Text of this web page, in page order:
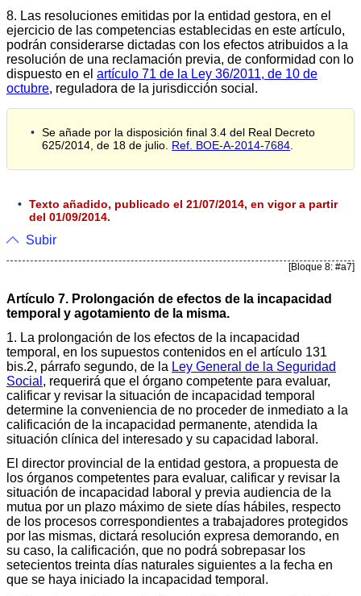
8. Las resoluciones emitidas por la entidad gestora, en el
ejercicio de las competencias establecidas en este artículo,
podrán considerarse dictadas con los efectos atribuidos a la
resolución de una reclamación previa, de conformidad con lo
dispuesto en el artículo 71 de la Ley 36/2011, de 10 de
octubre, reguladora de la jurisdicción social.
Se añade por la disposición final 3.4 del Real Decreto
625/2014, de 18 de julio. Ref. BOE-A-2014-7684
Texto añadido, publicado el 21/07/2014, en vigor a partir
del 01/09/2014.
Subir
[Bloque 8: #a7]
Artículo 7. Prolongación de efectos de la incapacidad
temporal y agotamiento de la misma.
1. La prolongación de los efectos de la incapacidad
temporal, en los supuestos contenidos en el artículo 131
bis.2, párrafo segundo, de la Ley General de la Seguridad
Social , requerirá que el órgano competente para evaluar,
calificar y revisar la situación de incapacidad temporal
determine la conveniencia de no proceder de inmediato a la
calificación de la incapacidad permanente, atendida la
situación clínica del interesado y su capacidad laboral.
El director provincial de la entidad gestora, a propuesta de
los órganos competentes para evaluar, calificar y revisar la
situación de incapacidad laboral y previa audiencia de la
mutua por un plazo máximo de siete días hábiles, respecto
de los procesos correspondientes a trabajadores protegidos
por las mismas, dictará resolución expresa demorando, en
su caso, la calificación, que no podrá sobrepasar los
setecientos treinta días naturales siguientes a la fecha en
que se haya iniciado la incapacidad temporal.